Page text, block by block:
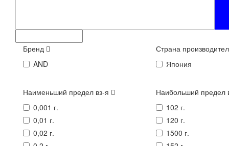
Бренд
AND
Страна
Япония
Наименьший предел вз-я
0,001 г.
0,01 г.
0,02 г.
Наибольший предел
102 г.
120 г.
1500 г.